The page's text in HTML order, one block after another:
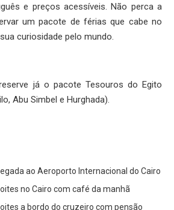
e preços acessíveis. Não perca a
um pacote de férias que cabe no
curiosidade pelo mundo.
já o pacote Tesouros do Egito
Abu Simbel e Hurghada).
ao Aeroporto Internacional do Cairo
no Cairo com café da manhã
a bordo do cruzeiro com pensão